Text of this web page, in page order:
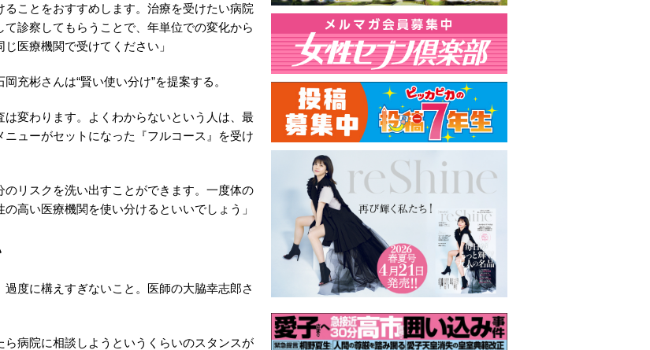
ことをおすすめします。治療を受けたい病院
診察してもらうことで、年単位での変化から
医療機関で受けてください」
充彬さんは“賢い使い分け”を提案する。
は変わります。よくわからないという人は、最
ューがセットになった『フルコース』を受け
リスクを洗い出すことができます。一度体の
高い医療機関を使い分けるといいでしょう」
度に構えすぎないこと。医師の大脇幸志郎さ
ら病院に相談しようというくらいのスタンスが